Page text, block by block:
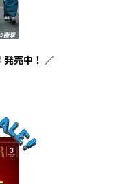
発売中！ ／